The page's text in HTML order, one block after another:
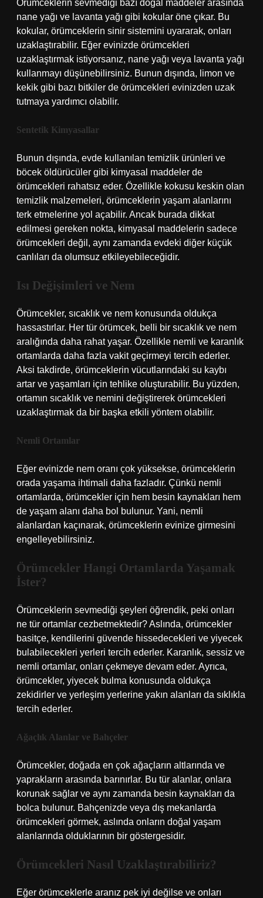
Örümceklerin sevmediği bazı doğal maddeler arasında
nane yağı ve lavanta yağı gibi kokular öne çıkar. Bu
kokular, örümceklerin sinir sistemini uyararak, onları
uzaklaştırabilir. Eğer evinizde örümcekleri
uzaklaştırmak istiyorsanız, nane yağı veya lavanta yağı
kullanmayı düşünebilirsiniz. Bunun dışında, limon ve
kekik gibi bazı bitkiler de örümcekleri evinizden uzak
tutmaya yardımcı olabilir.
Sentetik Kimyasallar
Bunun dışında, evde kullanılan temizlik ürünleri ve
böcek öldürücüler gibi kimyasal maddeler de
örümcekleri rahatsız eder. Özellikle kokusu keskin olan
temizlik malzemeleri, örümceklerin yaşam alanlarını
terk etmelerine yol açabilir. Ancak burada dikkat
edilmesi gereken nokta, kimyasal maddelerin sadece
örümcekleri değil, aynı zamanda evdeki diğer küçük
canlıları da olumsuz etkileyebileceğidir.
Isı Değişimleri ve Nem
Örümcekler, sıcaklık ve nem konusunda oldukça
hassastırlar. Her tür örümcek, belli bir sıcaklık ve nem
aralığında daha rahat yaşar. Özellikle nemli ve karanlık
ortamlarda daha fazla vakit geçirmeyi tercih ederler.
Aksi takdirde, örümceklerin vücutlarındaki su kaybı
artar ve yaşamları için tehlike oluşturabilir. Bu yüzden,
ortamın sıcaklık ve nemini değiştirerek örümcekleri
uzaklaştırmak da bir başka etkili yöntem olabilir.
Nemli Ortamlar
Eğer evinizde nem oranı çok yüksekse, örümceklerin
orada yaşama ihtimali daha fazladır. Çünkü nemli
ortamlarda, örümcekler için hem besin kaynakları hem
de yaşam alanı daha bol bulunur. Yani, nemli
alanlardan kaçınarak, örümceklerin evinize girmesini
engelleyebilirsiniz.
Örümcekler Hangi Ortamlarda Yaşamak
İster?
Örümceklerin sevmediği şeyleri öğrendik, peki onları
ne tür ortamlar cezbetmektedir? Aslında, örümcekler
basitçe, kendilerini güvende hissedecekleri ve yiyecek
bulabilecekleri yerleri tercih ederler. Karanlık, sessiz ve
nemli ortamlar, onları çekmeye devam eder. Ayrıca,
örümcekler, yiyecek bulma konusunda oldukça
zekidirler ve yerleşim yerlerine yakın alanları da sıklıkla
tercih ederler.
Ağaçlık Alanlar ve Bahçeler
Örümcekler, doğada en çok ağaçların altlarında ve
yaprakların arasında barınırlar. Bu tür alanlar, onlara
korunak sağlar ve aynı zamanda besin kaynakları da
bolca bulunur. Bahçenizde veya dış mekanlarda
örümcekleri görmek, aslında onların doğal yaşam
alanlarında olduklarının bir göstergesidir.
Örümcekleri Nasıl Uzaklaştırabiliriz?
Eğer örümceklerle aranız pek iyi değilse ve onları